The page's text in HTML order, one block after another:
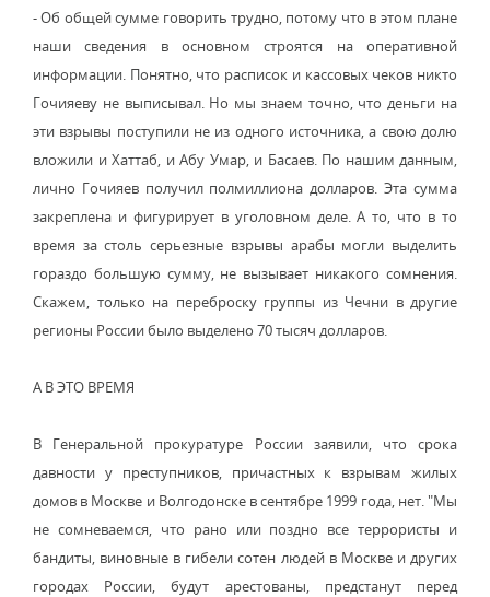
- Об общей сумме говорить трудно, потому что в этом плане
наши сведения в основном строятся на оперативной
информации. Понятно, что расписок и кассовых чеков никто
Гочияеву не выписывал. Но мы знаем точно, что деньги на
эти взрывы поступили не из одного источника, а свою долю
вложили и Хаттаб, и Абу Умар, и Басаев. По нашим данным,
лично Гочияев получил полмиллиона долларов. Эта сумма
закреплена и фигурирует в уголовном деле. А то, что в то
время за столь серьезные взрывы арабы могли выделить
гораздо большую сумму, не вызывает никакого сомнения.
Скажем, только на переброску группы из Чечни в другие
регионы России было выделено 70 тысяч долларов.
А В ЭТО ВРЕМЯ
В Генеральной прокуратуре России заявили, что срока
давности у преступников, причастных к взрывам жилых
домов в Москве и Волгодонске в сентябре 1999 года, нет. "Мы
не сомневаемся, что рано или поздно все террористы и
бандиты, виновные в гибели сотен людей в Москве и других
городах России, будут арестованы, предстанут перед